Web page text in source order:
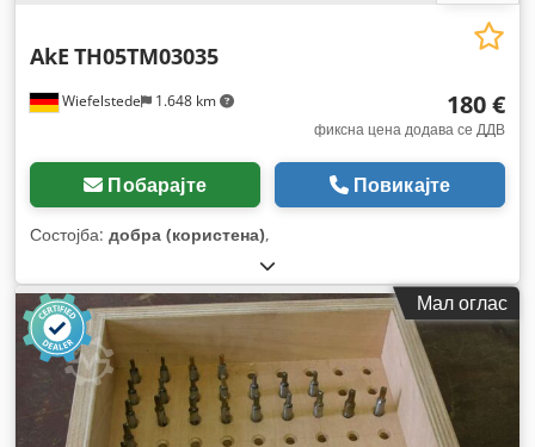
Wiefelstede 1.648 km
AkE TH05TM03035
180 €
фиксна цена додава се ДДВ
Побарајте Повикајте
Состојба: добра (користена),
Мал оглас